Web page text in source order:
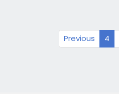
Previous 4